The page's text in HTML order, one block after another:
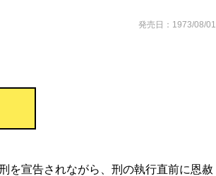
発売日：1973/08/01
を宣告されながら、刑の執行直前に恩赦